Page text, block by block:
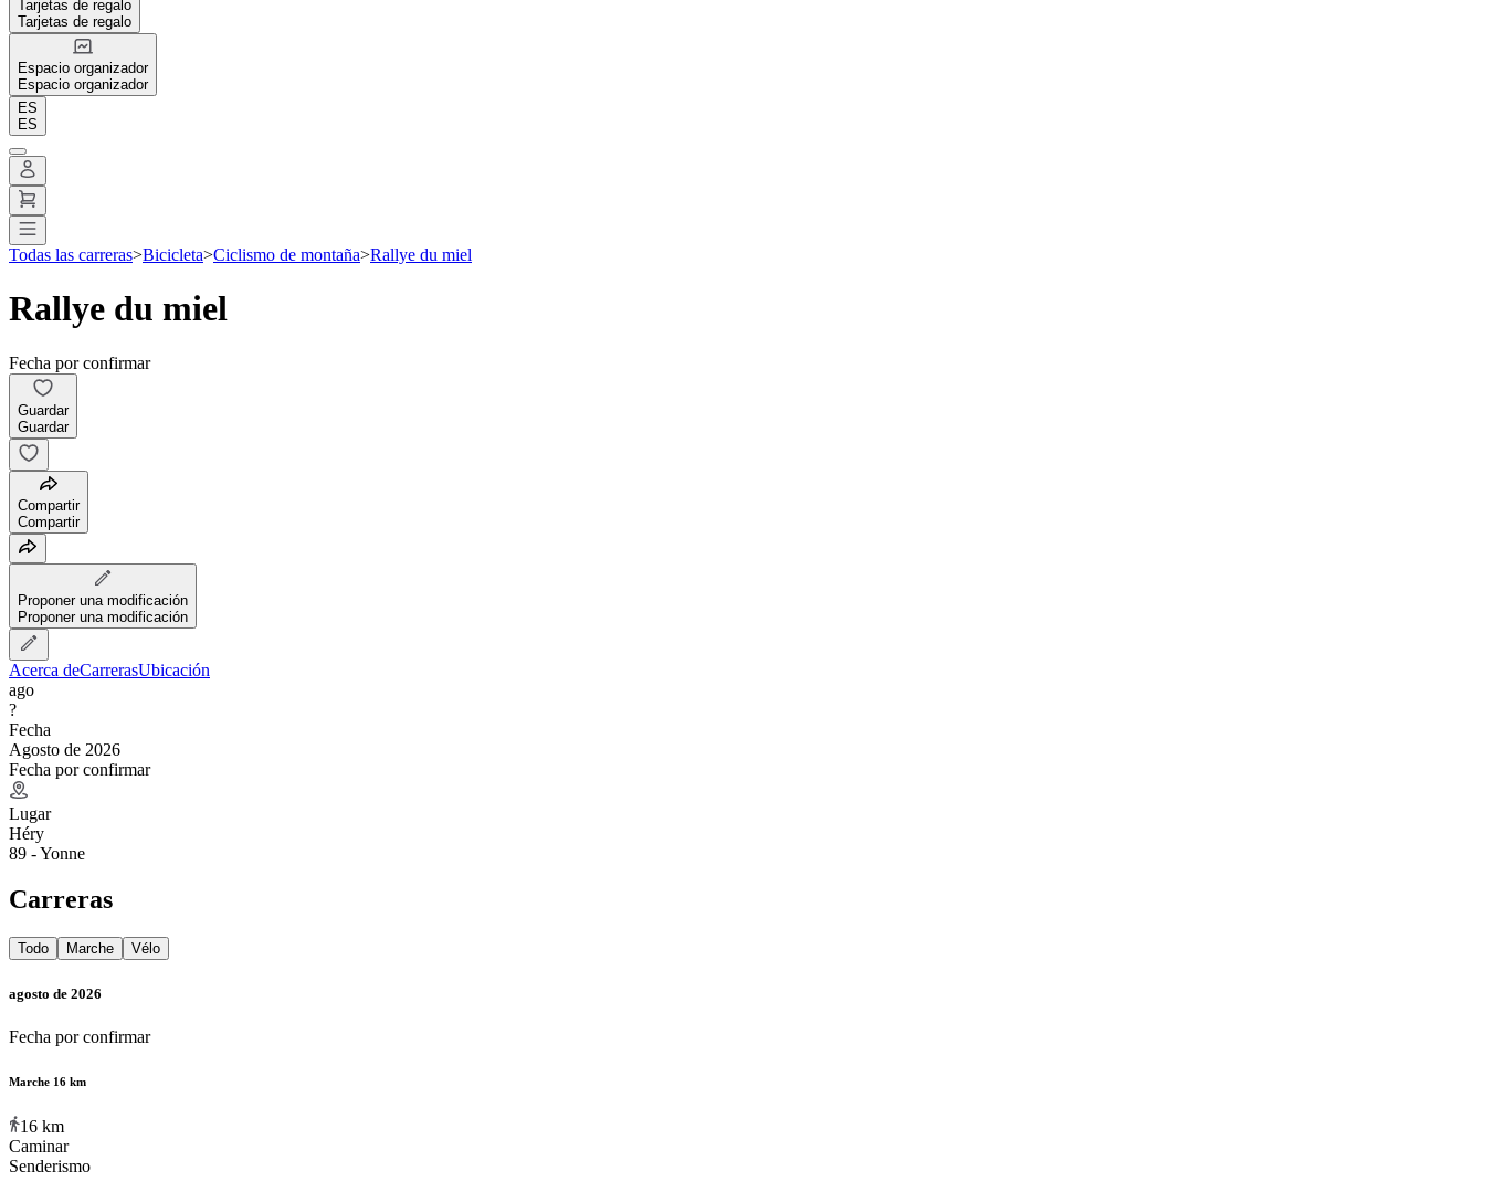
Tarjetas de regalo
Tarjetas de regalo
Espacio organizador
Espacio organizador
ES
ES
Todas las carreras>Bicicleta>Ciclismo de montaña>Rallye du miel
Rallye du miel
Fecha por confirmar
Guardar
Guardar
Compartir
Compartir
Proponer una modificación
Proponer una modificación
Acerca deCarrerasUbicación
ago
?
Fecha
Agosto de 2026
Fecha por confirmar
Lugar
Héry
89 - Yonne
Carreras
Todo Marche Vélo
agosto de 2026
Fecha por confirmar
Marche 16 km
16 km
Caminar
Senderismo